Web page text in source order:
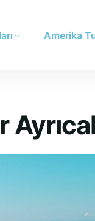
Amerika